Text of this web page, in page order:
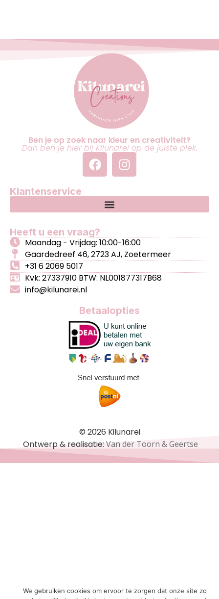
Ben je op zoek naar kleur en creativiteit?
Dan ben je hier bij Kilunarei op de juiste plek.
Klantenservice
Heeft u een vraag?
Maandag - Vrijdag: 10:00-16:00
Gaardedreef 46, 2723 AJ, Zoetermeer
+31 6 2069 5017
Kvk: 27337910 BTW: NL001877317B68
info@kilunarei.nl
Betaalopties
© 2026 Kilunarei
Ontwerp & realisatie:Van der Toorn & Geertse
We gebruiken cookies om ervoor te zorgen dat onze site zo